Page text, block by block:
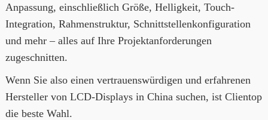
Anpassung, einschließlich Größe, Helligkeit, Touch-
Integration, Rahmenstruktur, Schnittstellenkonfiguration
und mehr – alles auf Ihre Projektanforderungen
zugeschnitten.
Wenn Sie also einen vertrauenswürdigen und erfahrenen
Hersteller von LCD-Displays in China suchen, ist Clientop
die beste Wahl.